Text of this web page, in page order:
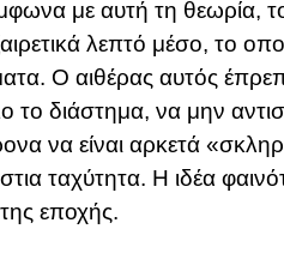
με αυτή τη θεωρία,
λεπτό μέσο, το
Ο αιθέρας αυτός
το διάστημα, να μην
να είναι αρκετά
ταχύτητα. Η ιδέα
εποχής.